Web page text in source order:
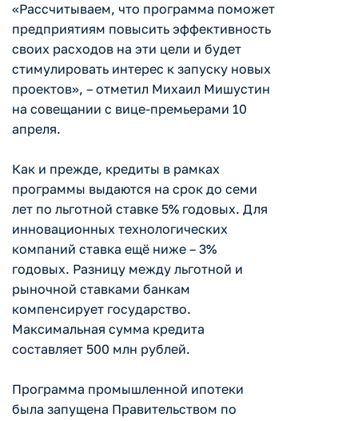
«Рассчитываем, что программа поможет
предприятиям повысить эффективность
своих расходов на эти цели и будет
стимулировать интерес к запуску новых
проектов», – отметил Михаил Мишустин
на совещании с вице-премьерами 10
апреля.
Как и прежде, кредиты в рамках
программы выдаются на срок до семи
лет по льготной ставке 5% годовых. Для
инновационных технологических
компаний ставка ещё ниже – 3%
годовых. Разницу между льготной и
рыночной ставками банкам
компенсирует государство.
Максимальная сумма кредита
составляет 500 млн рублей.
Программа промышленной ипотеки
была запущена Правительством по